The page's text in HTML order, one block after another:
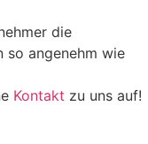
die
so angenehm wie
Kontakt zu uns auf!